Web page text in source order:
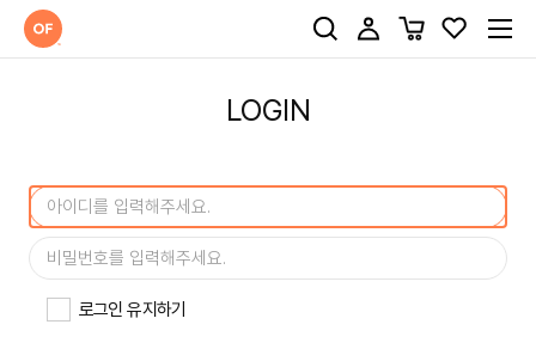
LOGIN
로그인 유지하기